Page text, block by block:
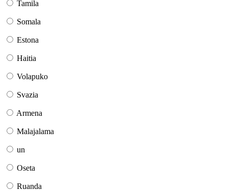
Tamila
Somala
Estona
Haitia
Volapuko
Svazia
Armena
Malajalama
un
Oseta
Ruanda